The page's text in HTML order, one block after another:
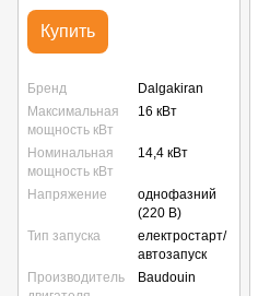
Купить
Бренд
Dalgakiran
Максимальная
мощность кВт
16 кВт
Номинальная
мощность кВт
14,4 кВт
Напряжение
однофазний
(220 В)
Тип запуска
електростарт/
автозапуск
Производитель
Baudouin